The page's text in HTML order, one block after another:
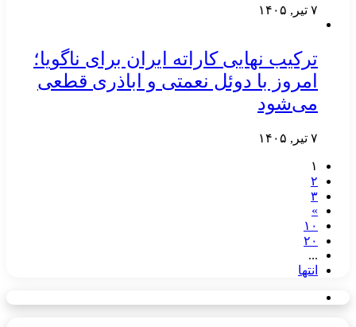
۷ تیر, ۱۴۰۵
ترکیب نهایی کاراته ایران برای ناگویا؛
امروز با دوئل نعمتی و اباذری قطعی
می‌شود
۷ تیر, ۱۴۰۵
۱
۲
۳
»
۱۰
۲۰
...
انتها